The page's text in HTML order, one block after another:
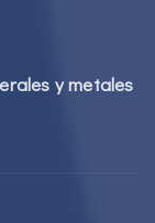
y metales